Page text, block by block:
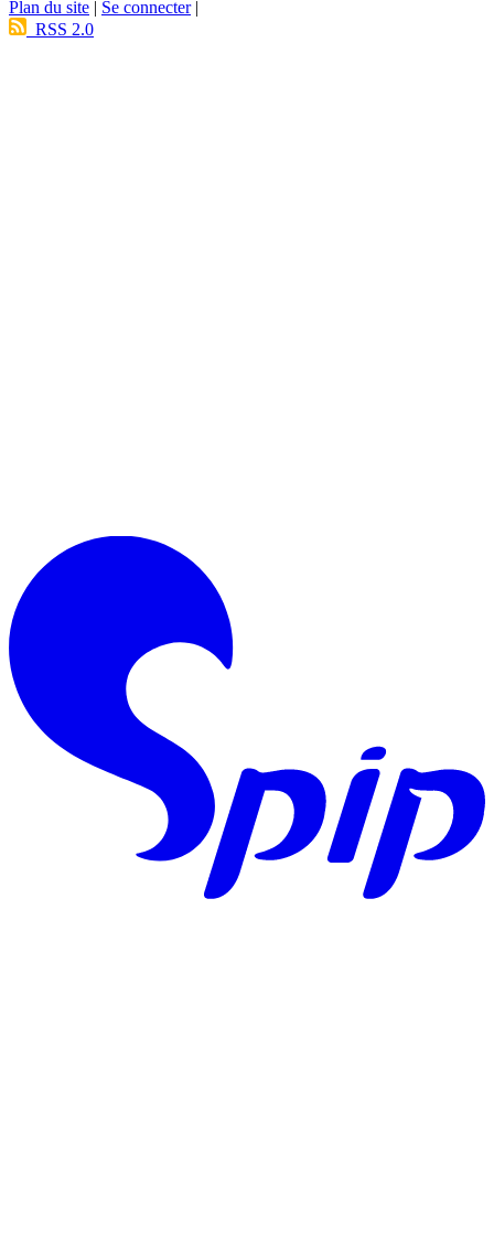
Plan du site | Se connecter|
RSS 2.0